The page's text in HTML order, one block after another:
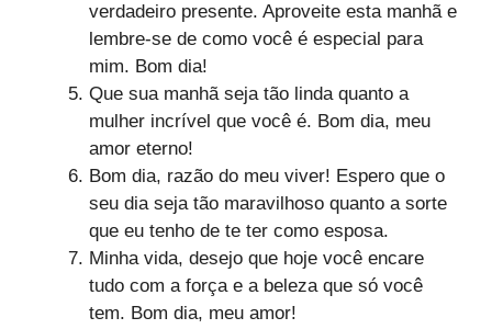
verdadeiro presente. Aproveite esta manhã e
lembre-se de como você é especial para
mim. Bom dia!
Que sua manhã seja tão linda quanto a
mulher incrível que você é. Bom dia, meu
amor eterno!
Bom dia, razão do meu viver! Espero que o
seu dia seja tão maravilhoso quanto a sorte
que eu tenho de te ter como esposa.
Minha vida, desejo que hoje você encare
tudo com a força e a beleza que só você
tem. Bom dia, meu amor!